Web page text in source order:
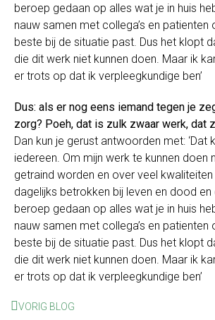
beroep gedaan op alles wat je in huis
nauw samen met collega’s en
beste bij de situatie past. Dus het klopt
die dit werk niet kunnen doen. Maar ik
er trots op dat ik verpleegkundige ben’
Dus: als er nog eens iemand tegen je
zorg? Poeh, dat is zulk zwaar werk, dat
Dan kun je gerust antwoorden met: ‘Dat
iedereen. Om mijn werk te kunnen doen
getraind worden en over veel
dagelijks betrokken bij leven en dood
beroep gedaan op alles wat je in huis
nauw samen met collega’s en
beste bij de situatie past. Dus het klopt
die dit werk niet kunnen doen. Maar ik
er trots op dat ik verpleegkundige ben’
VORIG BLOG